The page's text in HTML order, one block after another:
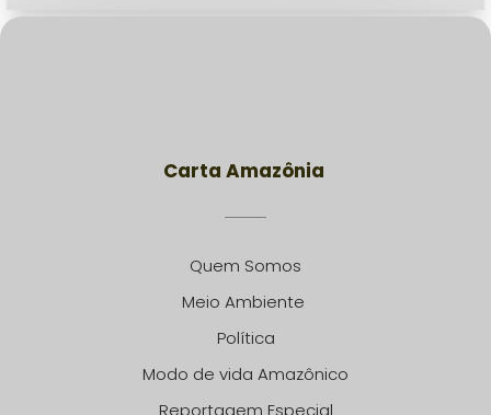
Carta Amazônia
Quem Somos
Meio Ambiente
Política
Modo de vida Amazônico
Reportagem Especial